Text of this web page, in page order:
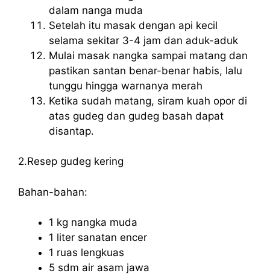
dalam nanga muda
Setelah itu masak dengan api kecil
selama sekitar 3-4 jam dan aduk-aduk
Mulai masak nangka sampai matang dan
pastikan santan benar-benar habis, lalu
tunggu hingga warnanya merah
Ketika sudah matang, siram kuah opor di
atas gudeg dan gudeg basah dapat
disantap.
2.Resep gudeg kering
Bahan-bahan:
1 kg nangka muda
1 liter sanatan encer
1 ruas lengkuas
5 sdm air asam jawa